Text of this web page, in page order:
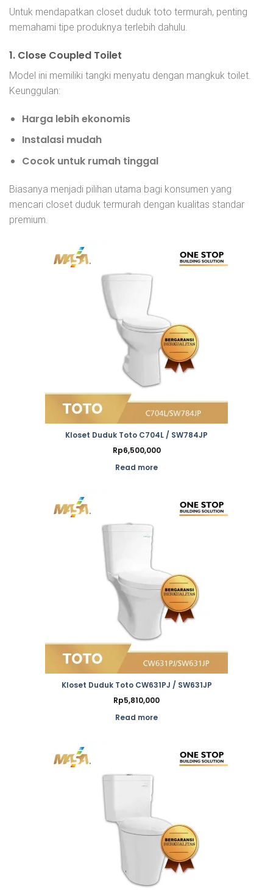
Untuk mendapatkan closet duduk toto termurah, penting
memahami tipe produknya terlebih dahulu.
1. Close Coupled Toilet
Model ini memiliki tangki menyatu dengan mangkuk toilet.
Keunggulan:
Harga lebih ekonomis
Instalasi mudah
Cocok untuk rumah tinggal
Biasanya menjadi pilihan utama bagi konsumen yang
mencari closet duduk termurah dengan kualitas standar
premium.
Kloset Duduk Toto C704L / SW784JP
Rp6,500,000
Read more
Kloset Duduk Toto CW631PJ / SW631JP
Rp5,810,000
Read more